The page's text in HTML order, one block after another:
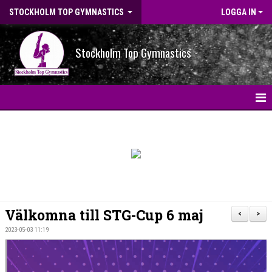
STOCKHOLM TOP GYMNASTICS LOGGA IN
Stockholm Top Gymnastics
OM FÖRENINGEN
STG-HALLEN
>
<
Välkomna till STG-Cup 6 maj
2023-05-03 11:19